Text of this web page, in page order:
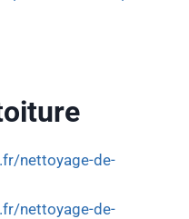
nettoyage-de-
nettoyage-de-